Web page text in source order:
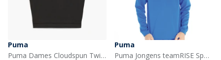
Puma
Puma Dames Cloudspun Twist Training Tanktop Puma Black
Puma
Puma Jongens teamRISE Sports Performance Tops Blauw